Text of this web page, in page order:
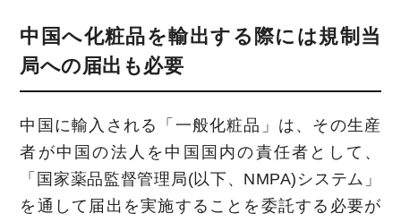
中国へ化粧品を輸出する際には規制当
局への届出も必要
中国に輸入される「一般化粧品」は、その生産
者が中国の法人を中国国内の責任者として、
「国家薬品監督管理局(以下、NMPA)システム」
を通して届出を実施することを委託する必要が